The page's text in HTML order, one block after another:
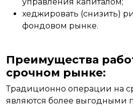
хеджировать (снизить)
фондовом рынке.
Преимущества
срочном рынке:
Традиционно операции на
являются более выгодными